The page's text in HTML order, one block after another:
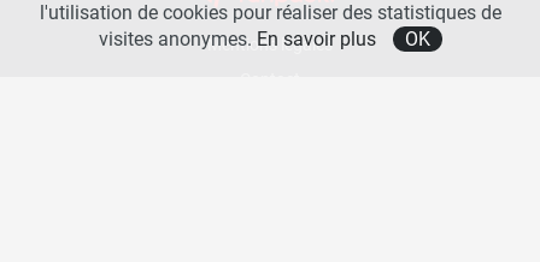
Mentions légales
l'utilisation de cookies pour réaliser des statistiques de
visites anonymes. En savoir plus OK